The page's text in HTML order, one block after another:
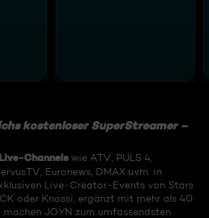
kostenloser SuperStreamer –
Channelswie ATV, PULS 4,
Euronews, DMAX uvm. in
Live-Creator-Events von Stars
oder Knossi, ergänzt mit mehr als 40
JOYN zum umfassendsten